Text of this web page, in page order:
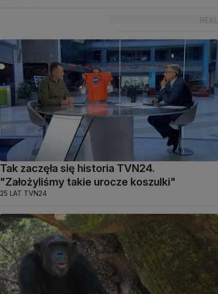
Tak zaczęła się historia TVN24.
"Założyliśmy takie urocze koszulki"
25 LAT TVN24